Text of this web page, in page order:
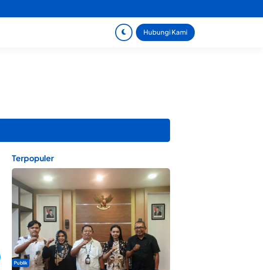
Hubungi Kami
Terpopuler
Publik